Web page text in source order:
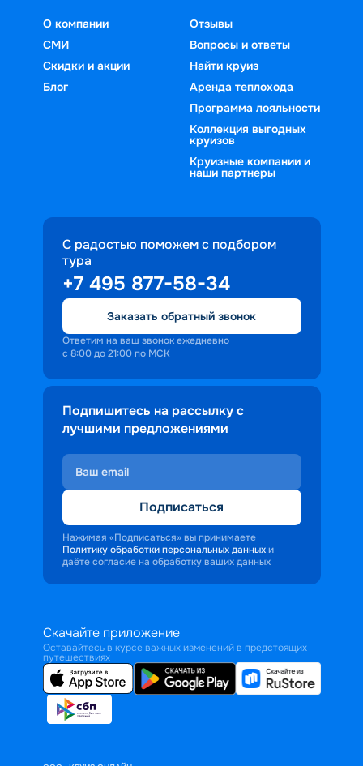
О компании
СМИ
Скидки и акции
Блог
Отзывы
Вопросы и ответы
Найти круиз
Аренда теплохода
Программа лояльности
Коллекция выгодных
круизов
Круизные компании и
наши партнеры
С радостью поможем с подбором
тура
+7 495 877-58-34
Заказать обратный звонок
Ответим на ваш звонок ежедневно
с 8:00 до 21:00 по МСК
Подпишитесь на рассылку с
лучшими предложениями
Подписаться
Нажимая «Подписаться» вы принимаете
Политику обработки персональных данных и
даёте согласие на обработку ваших данных
Скачайте приложение
Оставайтесь в курсе важных изменений в предстоящих
путешествиях